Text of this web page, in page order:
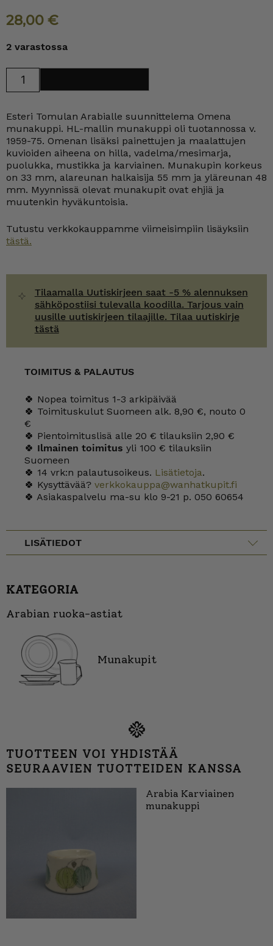
28,00 €
2 varastossa
Omena
määrä
Esteri Tomulan Arabialle suunnittelema Omena
munakuppi. HL-mallin munakuppi oli tuotannossa v.
1959-75. Omenan lisäksi painettujen ja maalattujen
kuvioiden aiheena on hilla, vadelma/mesimarja,
puolukka, mustikka ja karviainen. Munakupin korkeus
on 33 mm, alareunan halkaisija 55 mm ja yläreunan 48
mm. Myynnissä olevat munakupit ovat ehjiä ja
muutenkin hyväkuntoisia.
Tutustu verkkokauppamme viimeisimpiin lisäyksiin
tästä.
Tilaamalla Uutiskirjeen saat -5 % alennuksen
sähköpostiisi tulevalla koodilla. Tarjous vain
uusille uutiskirjeen tilaajille. Tilaa uutiskirje
tästä
TOIMITUS & PALAUTUS
🍀 Nopea toimitus 1-3 arkipäivää
🍀 Toimituskulut Suomeen alk. 8,90 €, nouto 0
€
🍀 Pientoimituslisä alle 20 € tilauksiin 2,90 €
🍀 Ilmainen toimitus yli 100 € tilauksiin
Suomeen
🍀 14 vrk:n palautusoikeus. Lisätietoja.
🍀 Kysyttävää? verkkokauppa@wanhatkupit.fi
🍀 Asiakaspalvelu ma-su klo 9-21 p. 050 60654
LISÄTIEDOT
KATEGORIA
Arabian ruoka-astiat
Munakupit
TUOTTEEN VOI YHDISTÄÄ
SEURAAVIEN TUOTTEIDEN KANSSA
Arabia Karviainen
munakuppi